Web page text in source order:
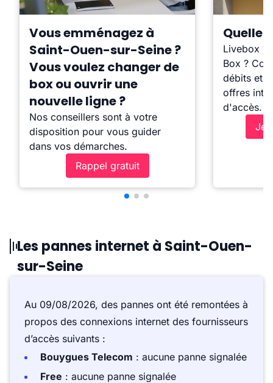
Vous emménagez à
Saint-Ouen-sur-Seine ?
Vous voulez changer de
box ou ouvrir une
nouvelle ligne ?
Nos conseillers sont à votre
disposition pour vous guider
dans vos démarches.
Rappel gratuit
Quelle
Livebox ?
Box ?
débits et
offres
d'accès.
Je
Les pannes internet à Saint-Ouen-
sur-Seine
Au 09/08/2026, des pannes ont été remontées à
propos des connexions internet des fournisseurs
d’accès suivants :
Bouygues Telecom : aucune panne signalée
Free : aucune panne signalée